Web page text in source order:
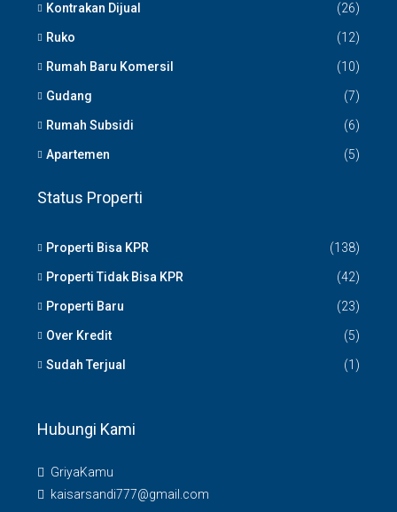
Kontrakan Dijual (26)
Ruko (12)
Rumah Baru Komersil (10)
Gudang (7)
Rumah Subsidi (6)
Apartemen (5)
Status Properti
Properti Bisa KPR (138)
Properti Tidak Bisa KPR (42)
Properti Baru (23)
Over Kredit (5)
Sudah Terjual (1)
Hubungi Kami
GriyaKamu
kaisarsandi777@gmail.com